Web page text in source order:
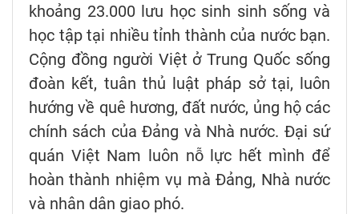
khoảng 23.000 lưu học sinh sinh sống và
học tập tại nhiều tỉnh thành của nước bạn.
Cộng đồng người Việt ở Trung Quốc sống
đoàn kết, tuân thủ luật pháp sở tại, luôn
hướng về quê hương, đất nước, ủng hộ các
chính sách của Đảng và Nhà nước. Đại sứ
quán Việt Nam luôn nỗ lực hết mình để
hoàn thành nhiệm vụ mà Đảng, Nhà nước
và nhân dân giao phó.